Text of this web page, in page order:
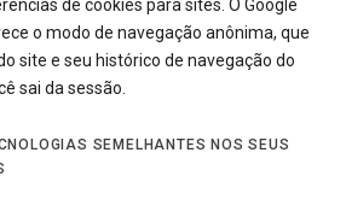
de cookies para sites. O Google
o modo de navegação anônima, que
site e seu histórico de navegação do
sai da sessão.
SEMELHANTES NOS SEUS